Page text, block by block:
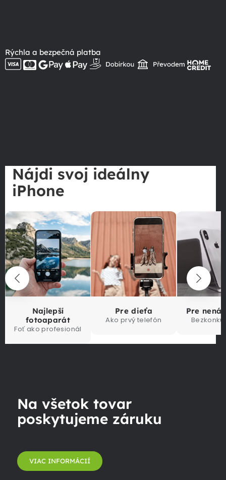
Rýchla a bezpečná platba
Nájdi svoj ideálny
iPhone
Najlepší
fotoaparát
Foť ako profesionál
Pre dieťa
Ako prvý telefón
Pre
Na všetok tovar
poskytujeme záruku
VIAC INFORMÁCIÍ